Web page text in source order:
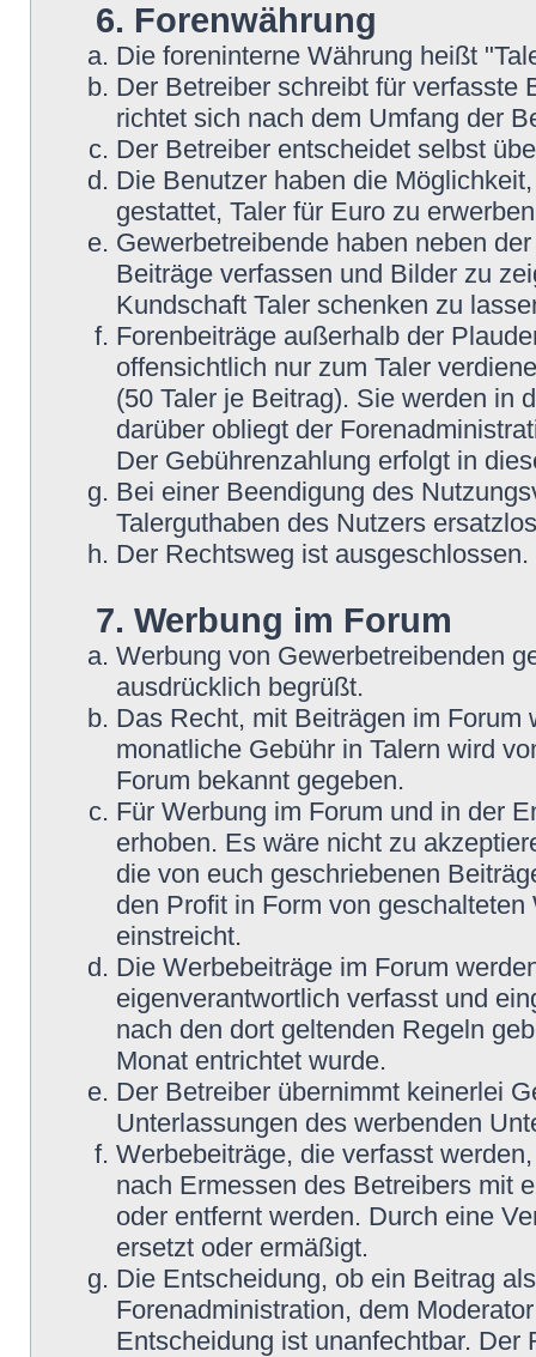
6. Forenwährung
Die foreninterne Währung heißt
Der Betreiber schreibt für verfasste
richtet sich nach dem Umfang der
Der Betreiber entscheidet selbst
Die Benutzer haben die
gestattet, Taler für Euro zu
Gewerbetreibende haben neben
Beiträge verfassen und Bilder zu
Kundschaft Taler schenken zu
Forenbeiträge außerhalb der
offensichtlich nur zum Taler
(50 Taler je Beitrag). Sie werden in
darüber obliegt der
Der Gebührenzahlung erfolgt in
Bei einer Beendigung des
Talerguthaben des Nutzers
Der Rechtsweg ist ausgeschlossen.
7. Werbung im Forum
Werbung von Gewerbetreibenden
ausdrücklich begrüßt.
Das Recht, mit Beiträgen im
monatliche Gebühr in Talern wird
Forum bekannt gegeben.
Für Werbung im Forum und in der
erhoben. Es wäre nicht zu
die von euch geschriebenen
den Profit in Form von
einstreicht.
Die Werbebeiträge im Forum
eigenverantwortlich verfasst und
nach den dort geltenden Regeln
Monat entrichtet wurde.
Der Betreiber übernimmt keinerlei
Unterlassungen des werbenden
Werbebeiträge, die verfasst
nach Ermessen des Betreibers mit
oder entfernt werden. Durch eine
ersetzt oder ermäßigt.
Die Entscheidung, ob ein Beitrag
Forenadministration, dem
Entscheidung ist unanfechtbar.